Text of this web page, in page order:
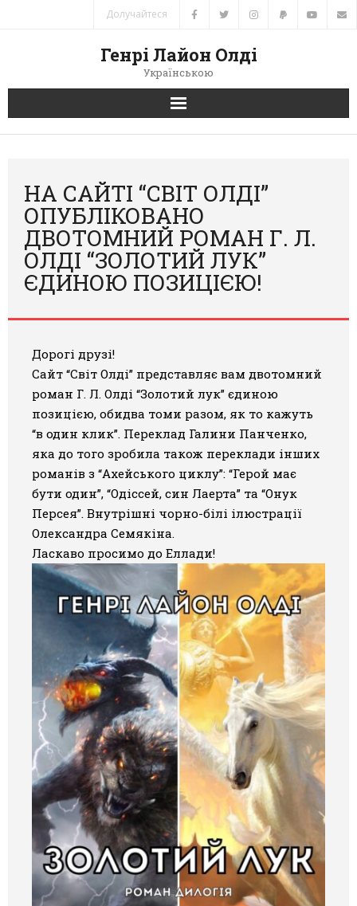
Долучайтеся
Генрі Лайон Олді
Українською
Головна
Автори
Книги
Переклади
Галерея
Світ Олді
НА САЙТІ “СВІТ ОЛДІ”
ОПУБЛІКОВАНО
ДВОТОМНИЙ РОМАН Г. Л.
ОЛДІ “ЗОЛОТИЙ ЛУК”
ЄДИНОЮ ПОЗИЦІЄЮ!
Дорогі друзі!
Сайт “Світ Олді” представляє вам двотомний
роман Г. Л. Олді “Золотий лук” єдиною
позицією, обидва томи разом, як то кажуть
“в один клик”. Переклад Галини Панченко,
яка до того зробила також переклади інших
романів з “Ахейського циклу”: “Герой має
бути один”, “Одіссей, син Лаерта” та “Онук
Персея”. Внутрішні чорно-білі ілюстрації
Олександра Семякіна.
Ласкаво просимо до Еллади!